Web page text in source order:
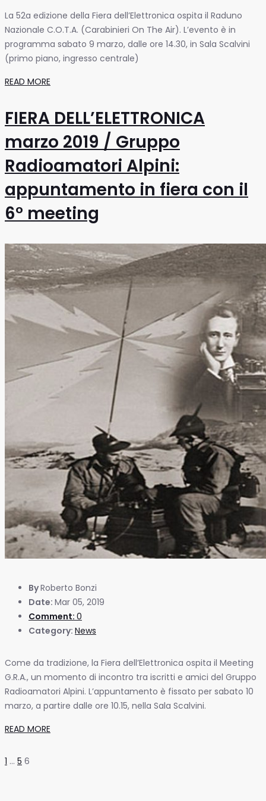
La 52a edizione della Fiera dell’Elettronica ospita il Raduno
Nazionale C.O.T.A. (Carabinieri On The Air). L’evento è in
programma sabato 9 marzo, dalle ore 14.30, in Sala Scalvini
(primo piano, ingresso centrale)
READ MORE
FIERA DELL’ELETTRONICA
marzo 2019 / Gruppo
Radioamatori Alpini:
appuntamento in fiera con il
6° meeting
ByRoberto Bonzi
Date: Mar 05, 2019
Comment: 0
Category: News
Come da tradizione, la Fiera dell’Elettronica ospita il Meeting
G.R.A., un momento di incontro tra iscritti e amici del Gruppo
Radioamatori Alpini. L’appuntamento è fissato per sabato 10
marzo, a partire dalle ore 10.15, nella Sala Scalvini.
READ MORE
1 … 5 6